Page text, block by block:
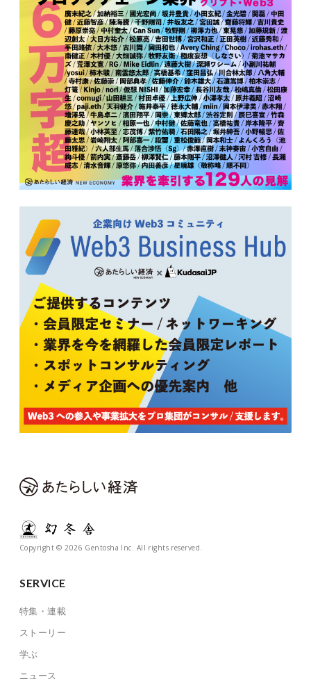
Copyright © 2026 Gentosha Inc. All rights reserved.
SERVICE
特集・連載
ストーリー
学ぶ
ニュース